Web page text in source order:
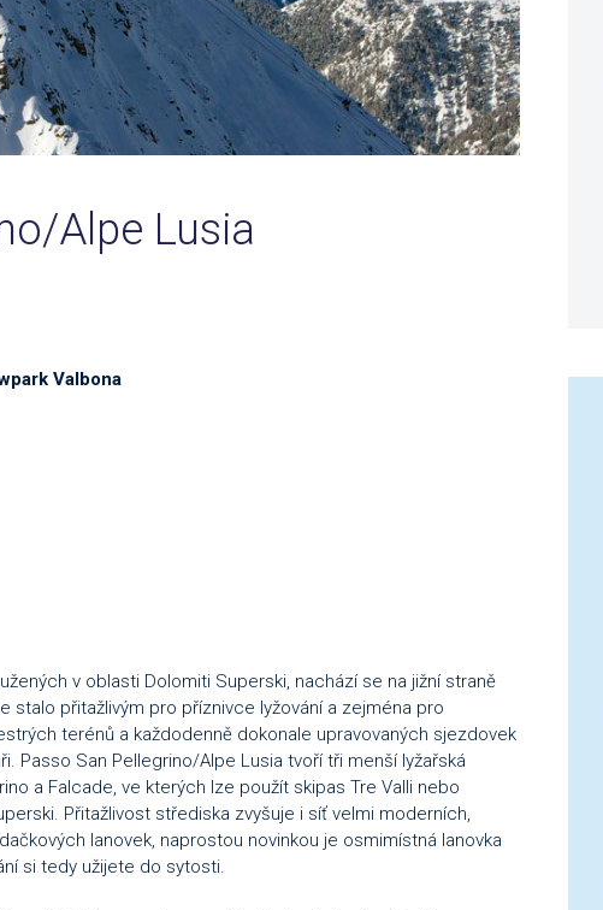
Alpe Lusia
Valbona
v oblasti Dolomiti Superski, nachází se na jižní straně
stalo přitažlivým pro příznivce lyžování a zejména pro
terénů a každodenně dokonale upravovaných sjezdovek
Passo San Pellegrino/Alpe Lusia tvoří tři menší lyžařská
a Falcade, ve kterých lze použít skipas Tre Valli nebo
Přitažlivost střediska zvyšuje i síť velmi moderních,
lanovek, naprostou novinkou je osmimístná lanovka
si tedy užijete do sytosti.